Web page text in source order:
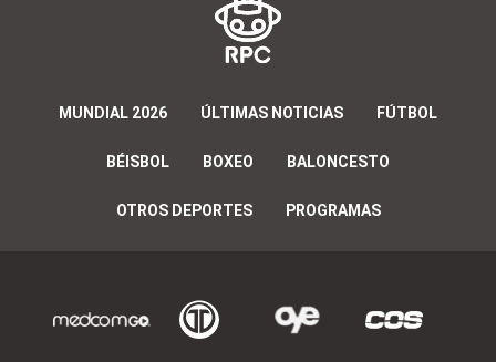
MUNDIAL 2026 ÚLTIMAS NOTICIAS FÚTBOL
BÉISBOL BOXEO BALONCESTO
OTROS DEPORTES PROGRAMAS